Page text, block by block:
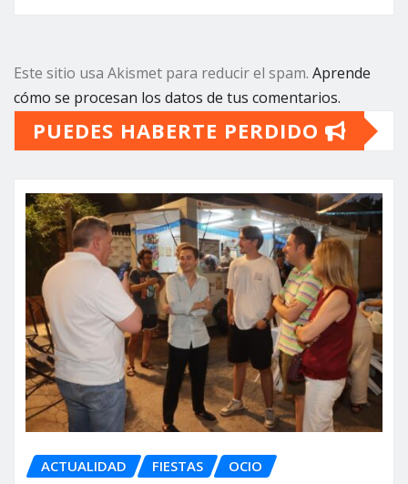
Este sitio usa Akismet para reducir el spam. Aprende
cómo se procesan los datos de tus comentarios.
PUEDES HABERTE PERDIDO
ACTUALIDAD FIESTAS OCIO